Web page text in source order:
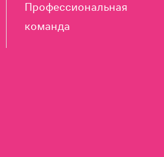
Профессиональная
команда